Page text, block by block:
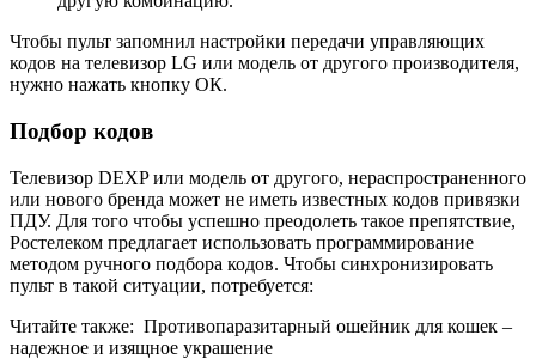
Чтобы пульт запомнил настройки передачи управляющих
кодов на телевизор LG или модель от другого производителя,
нужно нажать кнопку ОК.
Подбор кодов
Телевизор DEXP или модель от другого, нераспространенного
или нового бренда может не иметь известных кодов привязки
ПДУ. Для того чтобы успешно преодолеть такое препятствие,
Ростелеком предлагает использовать программирование
методом ручного подбора кодов. Чтобы синхронизировать
пульт в такой ситуации, потребуется:
Читайте также: Противопаразитарный ошейник для кошек ‒
надежное и изящное украшение